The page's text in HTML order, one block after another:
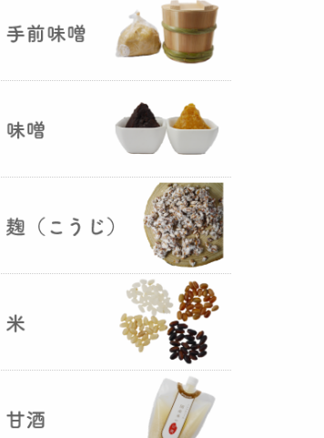
お米5kg貯蔵用アルミ袋が完
成しました！完全オリジナルで特
別な仕様でお米の美味しさをその
ままキープ！酸化防止と長期保存
を可能にしました！
山形さくらんぼ甘酒ゼリー発売
山形のさくらんぼをペーストにし
て、当店の生甘酒と合わせフレッ
シュな酸味の効いたさくらんぼ甘
が出来まし
た。